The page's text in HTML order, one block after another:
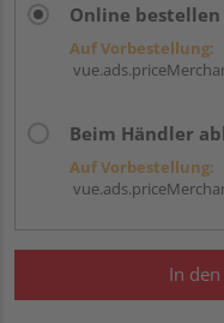
Online bestellen
Auf Vorbestellung:
Beim Händler
Auf Vorbestellung:
In